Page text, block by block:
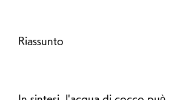
Riassunto